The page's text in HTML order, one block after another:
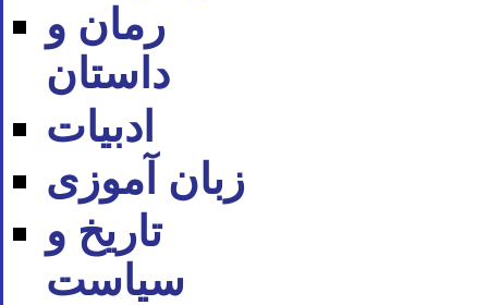
رمان و
داستان
ادبیات
زبان آموزی
تاریخ و
سیاست